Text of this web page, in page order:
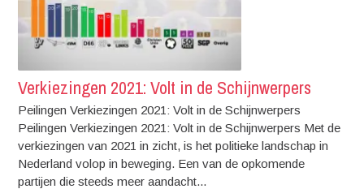
Verkiezingen 2021: Volt in de Schijnwerpers
Peilingen Verkiezingen 2021: Volt in de Schijnwerpers
Peilingen Verkiezingen 2021: Volt in de Schijnwerpers Met de
verkiezingen van 2021 in zicht, is het politieke landschap in
Nederland volop in beweging. Een van de opkomende
partijen die steeds meer aandacht...